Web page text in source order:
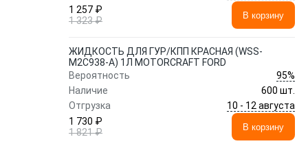
1 257 ₽
1 323 ₽
В корзину
ЖИДКОСТЬ ДЛЯ ГУР/КПП КРАСНАЯ (WSS-
M2C938-A) 1Л MOTORCRAFT FORD
Вероятность
95%
Наличие
600 шт.
Отгрузка
10 - 12 августа
1 730 ₽
1 821 ₽
В корзину